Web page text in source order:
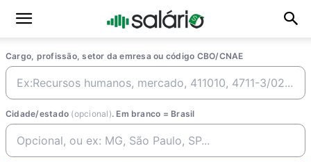
Cargo, profissão, setor da emresa ou código CBO/CNAE
Cidade/estado (opcional). Em branco = Brasil